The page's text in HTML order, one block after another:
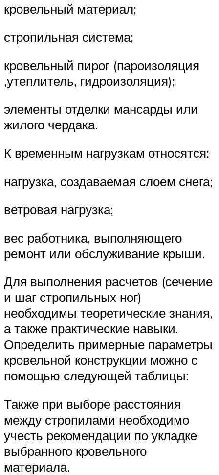
кровельный материал;
стропильная система;
кровельный пирог (пароизоляция
,утеплитель, гидроизоляция);
элементы отделки мансарды или
жилого чердака.
К временным нагрузкам относятся:
нагрузка, создаваемая слоем снега;
ветровая нагрузка;
вес работника, выполняющего
ремонт или обслуживание крыши.
Для выполнения расчетов (сечение
и шаг стропильных ног)
необходимы теоретические знания,
а также практические навыки.
Определить примерные параметры
кровельной конструкции можно с
помощью следующей таблицы:
Также при выборе расстояния
между стропилами необходимо
учесть рекомендации по укладке
выбранного кровельного
материала.